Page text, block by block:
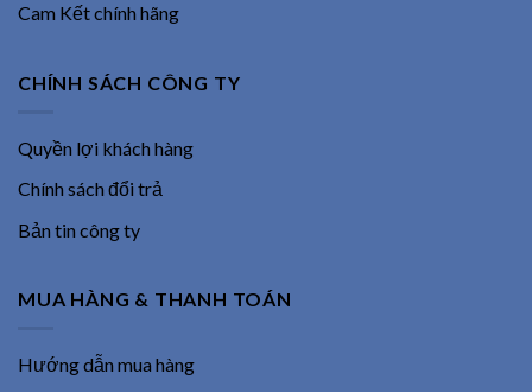
Cam Kết chính hãng
CHÍNH SÁCH CÔNG TY
Quyền lợi khách hàng
Chính sách đổi trả
Bản tin công ty
MUA HÀNG & THANH TOÁN
Hướng dẫn mua hàng